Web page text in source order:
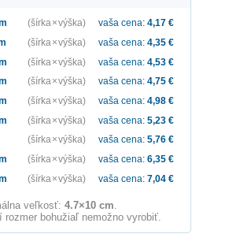
(šírka × výška) vaša cena: 4,17 €
(šírka × výška) vaša cena: 4,35 €
(šírka × výška) vaša cena: 4,53 €
(šírka × výška) vaša cena: 4,75 €
(šírka × výška) vaša cena: 4,98 €
(šírka × výška) vaša cena: 5,23 €
(šírka × výška) vaša cena: 5,76 €
(šírka × výška) vaša cena: 6,35 €
(šírka × výška) vaša cena: 7,04 €
veľkosť: 4.7×10 cm.
rozmer bohužiaľ nemožno vyrobiť.